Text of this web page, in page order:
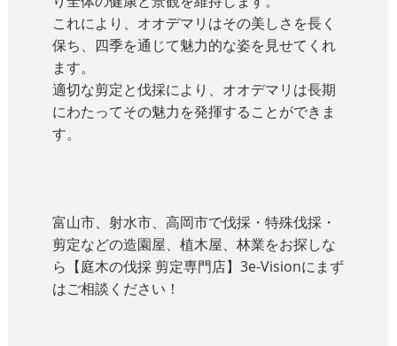
これにより、オオデマリはその美しさを長く
保ち、四季を通じて魅力的な姿を見せてくれ
ます。
適切な剪定と伐採により、オオデマリは長期
にわたってその魅力を発揮することができま
す。
富山市、射水市、高岡市で伐採・特殊伐採・
剪定などの造園屋、植木屋、林業をお探しな
ら【庭木の伐採 剪定専門店】3e-Visionにまず
はご相談ください！